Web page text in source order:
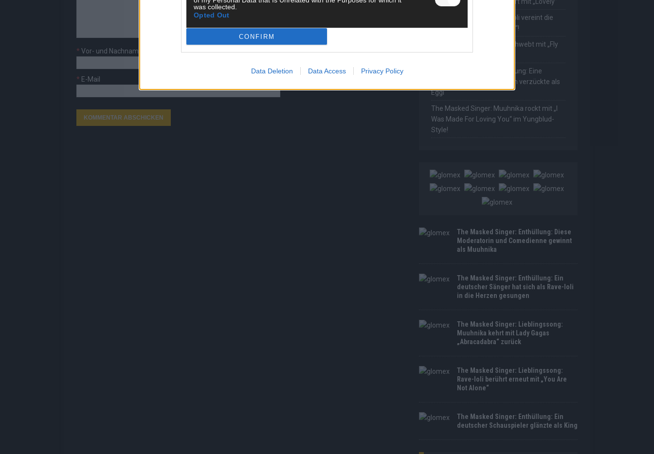
was collected.
Opted Out
CONFIRM
Data Deletion Data Access Privacy Policy
* Vor- und Nachname
* E-Mail
The Masked Singer: Rave-Ioli vereint die
Welt mit „We Are The World“!
The Masked Singer: King schwebt mit „Fly
Me To The Moon“!
The Masked Singer: Enthüllung: Eine
österreichische Moderatorin verzückte als
Eggi
The Masked Singer: Muuhnika rockt mit „I
Was Made For Loving You“ im Yungblud-
Style!
The Masked Singer: Enthüllung: Diese
Moderatorin und Comedienne gewinnt
als Muuhnika
The Masked Singer: Enthüllung: Ein
deutscher Sänger hat sich als Rave-Ioli
in die Herzen gesungen
The Masked Singer: Lieblingssong:
Muuhnika kehrt mit Lady Gagas
„Abracadabra“ zurück
The Masked Singer: Lieblingssong:
Rave-Ioli berührt erneut mit „You Are
Not Alone“
The Masked Singer: Enthüllung: Ein
deutscher Schauspieler glänzte als King